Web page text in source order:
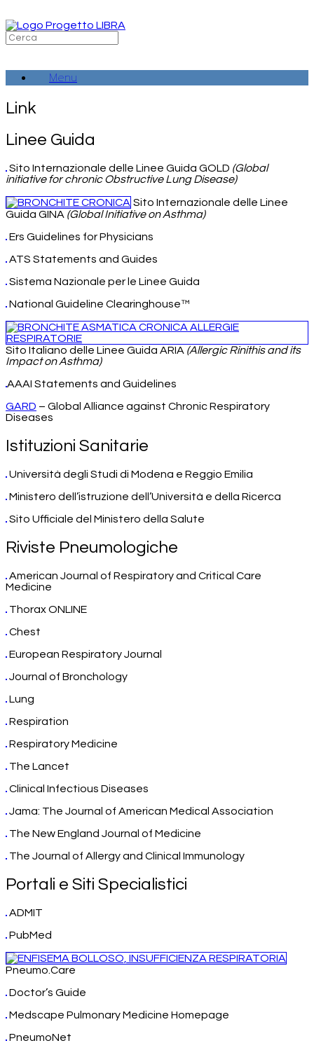
al
contenuto
Ricerca
per:
Menu
Link
Linee Guida
Sito Internazionale delle Linee Guida GOLD (Global
initiative for chronic Obstructive Lung Disease)
Sito Internazionale delle Linee
Guida GINA (Global Initiative on Asthma)
Ers Guidelines for Physicians
ATS Statements and Guides
Sistema Nazionale per le Linee Guida
National Guideline Clearinghouse™
Sito Italiano delle Linee Guida ARIA (Allergic Rinithis and its
Impact on Asthma)
AAAI Statements and Guidelines
GARD – Global Alliance against Chronic Respiratory
Diseases
Istituzioni Sanitarie
Università degli Studi di Modena e Reggio Emilia
Ministero dell’istruzione dell’Università e della Ricerca
Sito Ufficiale del Ministero della Salute
Riviste Pneumologiche
American Journal of Respiratory and Critical Care
Medicine
Thorax ONLINE
Chest
European Respiratory Journal
Journal of Bronchology
Lung
Respiration
Respiratory Medicine
The Lancet
Clinical Infectious Diseases
Jama: The Journal of American Medical Association
The New England Journal of Medicine
The Journal of Allergy and Clinical Immunology
Portali e Siti Specialistici
ADMIT
PubMed
Pneumo.Care
Doctor’s Guide
Medscape Pulmonary Medicine Homepage
PneumoNet